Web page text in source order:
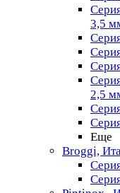
3,5
2,5
Еще
Broggi,